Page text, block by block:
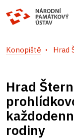
Konopiště Hrad
Hrad
rodiny